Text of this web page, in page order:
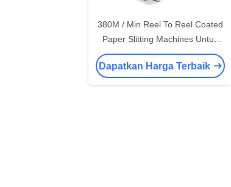
380M / Min Reel To Reel Coated
Paper Slitting Machines Untuk
Paper Cup
Dapatkan Harga Terbaik